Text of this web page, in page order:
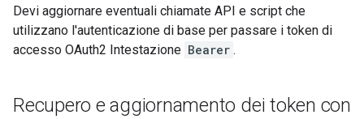
Devi aggiornare eventuali chiamate API e script che
utilizzano l'autenticazione di base per passare i token di
accesso OAuth2 Intestazione Bearer .
Recupero e aggiornamento dei token con